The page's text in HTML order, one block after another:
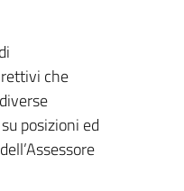
che
posizioni ed